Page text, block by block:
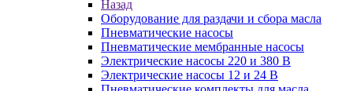
Назад
Оборудование для раздачи и сбора масла
Пневматические насосы
Пневматические мембранные насосы
Электрические насосы 220 и 380 В
Электрические насосы 12 и 24 В